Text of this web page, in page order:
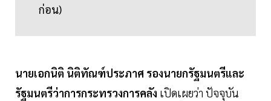
ก่อน)
นายเอกนิติ นิติทัณฑ์ประภาศ รองนายกรัฐมนตรีและ
รัฐมนตรีว่าการกระทรวงการคลัง เปิดเผยว่า ปัจจุบัน